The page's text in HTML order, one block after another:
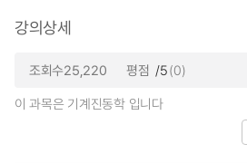
강의상세
조회수25,220 평점 /5(0)
이 과목은 기계진동학 입니다